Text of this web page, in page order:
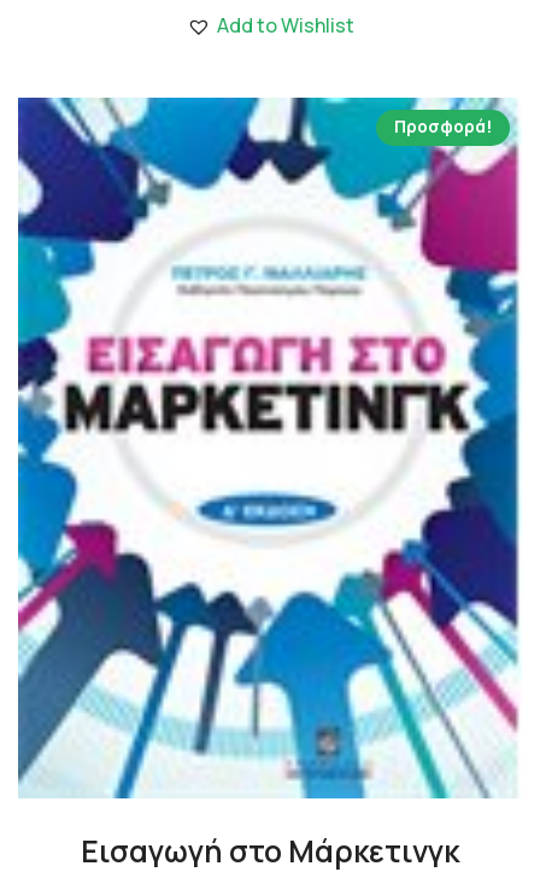
3,550.00 €.
Add to Wishlist
Προσφορά!
Εισαγωγή στο Μάρκετινγκ